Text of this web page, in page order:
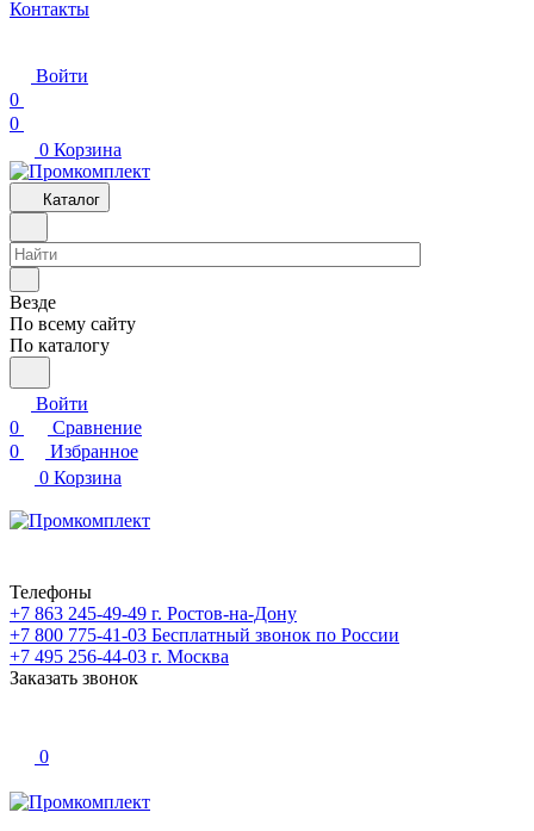
Контакты
Войти
0
0
0 Корзина
Каталог
Везде
По всему сайту
По каталогу
Войти
0
Сравнение
0
Избранное
0 Корзина
Телефоны
+7 863 245-49-49 г. Ростов-на-Дону
+7 800 775-41-03 Бесплатный звонок по России
+7 495 256-44-03 г. Москва
Заказать звонок
0